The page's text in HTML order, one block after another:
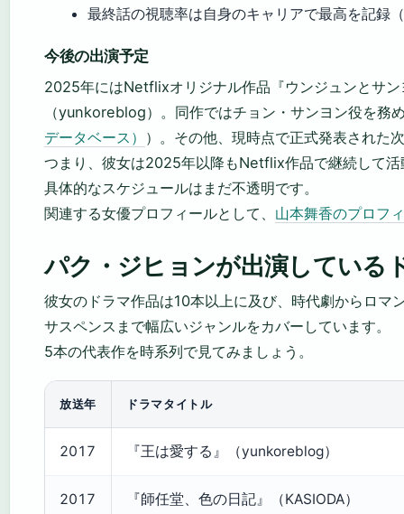
最終話の視聴率は自身のキャリアで最高を記録（
今後の出演予定
2025年にはNetflixオリジナル作品『ウンジュンとサ
（yunkoreblog）。同作ではチョン・サンヨン役を務
データベース） ）。その他、現時点で正式発表された
つまり、彼女は2025年以降もNetflix作品で継続して活
具体的なスケジュールはまだ不透明です。
関連する女優プロフィールとして、 山本舞香のプロフ
パク・ジヒョンが出演している
彼女のドラマ作品は10本以上に及び、時代劇からロマ
サスペンスまで幅広いジャンルをカバーしています。
5本の代表作を時系列で見てみましょう。
放送年 ドラマタイトル
2017 『王は愛する』（yunkoreblog）
2017 『師任堂、色の日記』（KASIODA）